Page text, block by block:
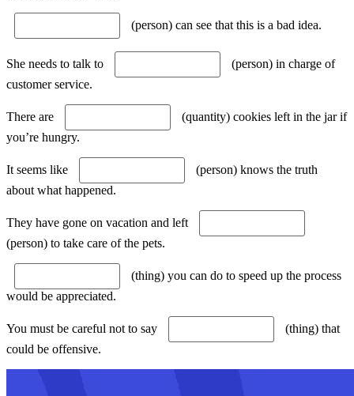
(person) can see that this is a bad idea.
She needs to talk to
(person) in charge of
customer service.
There are
(quantity) cookies left in the jar if
you’re hungry.
It seems like
(person) knows the truth
about what happened.
They have gone on vacation and left
(person) to take care of the pets.
(thing) you can do to speed up the process
would be appreciated.
You must be careful not to say
(thing) that
could be offensive.